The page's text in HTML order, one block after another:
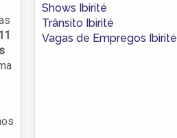
Shows Ibirité
Trânsito Ibirité
Vagas de Empregos Ibirité